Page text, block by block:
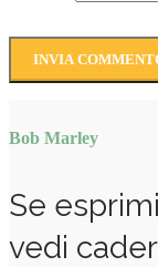
Bob Marley
Se
vedi